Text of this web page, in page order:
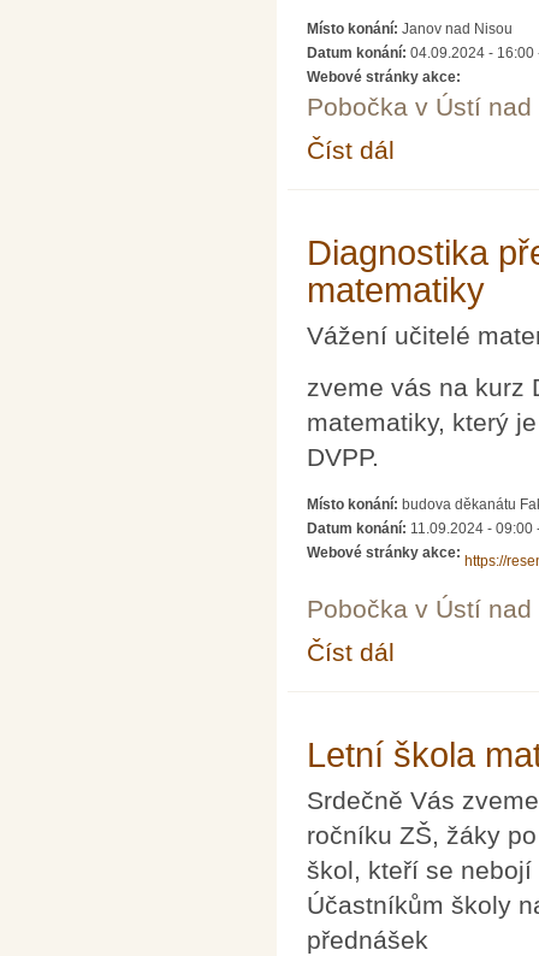
Místo konání: Janov nad Nisou
Datum konání: 04.09.2024 - 16:00
Webové stránky akce:
Pobočka v Ústí nad
Číst dál
Diagnostika
matematiky
Vážení učitelé
zveme vás na kurz
matematiky, který
DVPP.
Místo konání: budova děkanátu
Datum konání: 11.09.2024 - 09:00
Webové stránky akce:
https://
Pobočka v Ústí nad
Číst dál
Letní škola
Srdečně Vás
ročníku ZŠ, žáky
škol, kteří se
Účastníkům školy
přednášek